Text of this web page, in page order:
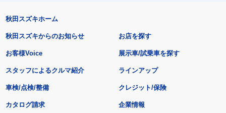
秋田スズキホーム
秋田スズキからのお知らせ
お客様Voice
スタッフによるクルマ紹介
お店を探す
展示車/試乗車を探す
ラインアップ
車検/点検/整備 クレジット/保険
カタログ請求 企業情報